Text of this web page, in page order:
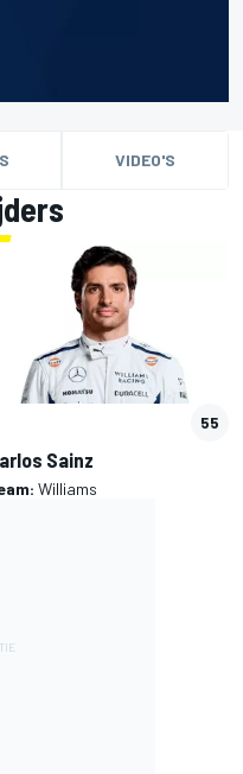
VIDEO'S
55
Sainz
Williams